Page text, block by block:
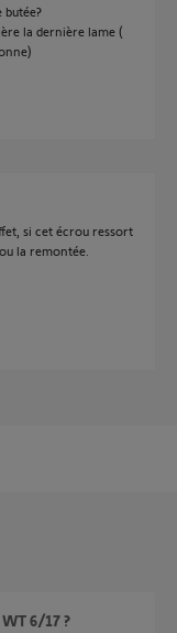
la dernière lame (
si cet écrou ressort
la remontée.
WT 6/17 ?